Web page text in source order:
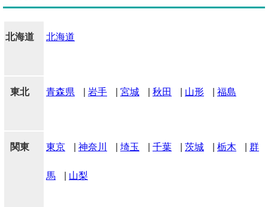
北海道 北海道
東北 青森県 岩手 宮城 秋田 山形 福島
関東 東京 神奈川 埼玉 千葉 茨城 栃木 群
馬 山梨